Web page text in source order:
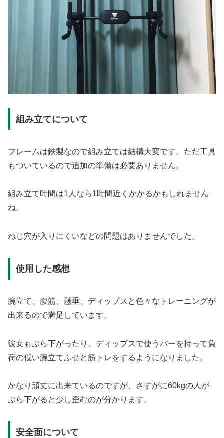
組み立てについて
フレームは鉄製なので組み立ては結構大変です。ただ工具
もついているので追加の準備は必要ありません。
組み立て時間は1人なら1時間近くかかるかもしれません
ね。
ねじ穴が入りにくいなどの問題はありませんでした。
使用した感想
腕立て、腹筋、懸垂、ディップスと色々なトレーニングが
出来るので満足しています。
彼女もぶら下がったり、ディップスで使うバーを持って負
荷の低い腕立てふせと筋トレをするようになりました。
かなり頑丈に出来ているのですが、さすがに60kgの人が
ぶら下がると少し歪むのが分かります。
安全面について